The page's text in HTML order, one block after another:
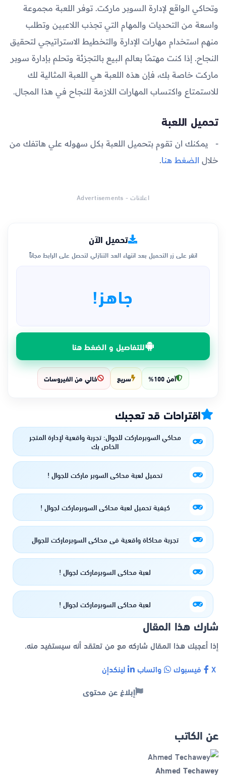
وتحاكي الواقع لإدارة السوبر ماركت. توفر اللعبة مجموعة
واسعة من التحديات والمهام التي تجذب اللاعبين وتطلب
منهم استخدام مهارات الإدارة والتخطيط الاستراتيجي لتحقيق
النجاح. إذا كنت مهتمًا بعالم البيع بالتجزئة وتحلم بإدارة سوبر
ماركت خاصة بك، فإن هذه اللعبة هي اللعبة المثالية لك
للاستمتاع واكتساب المهارات اللازمة للنجاح في هذا المجال.
تحميل اللعبة
يمكنك ان تقوم بتحميل اللعبة بكل سهوله علي هاتفك من
خلال الضغط هنا.
اعلانات - Advertisements
تحميل الآن
انقر على زر التحميل بعد انتهاء العد التنازلي لتحصل على الرابط مجاناً
جاهز!
للتفاصيل و الضغط هنا
آمن 100% سريع خالي من الفيروسات
اقتراحات قد تعجبك
محاكي السوبرماركت للجوال: تجربة واقعية لإدارة المتجر
الخاص بك
تحميل لعبة محاكي السوبر ماركت للجوال !
كيفية تحميل لعبة محاكي السوبرماركت لجوال !
تجربة محاكاة واقعية في محاكي السوبرماركت للجوال
لعبة محاكي السوبرماركت لجوال !
لعبة محاكي السوبرماركت لجوال !
شارك هذا المقال
إذا أعجبك هذا المقال شاركه مع من تعتقد أنه سيستفيد منه.
فيسبوك واتساب لينكدإن
إبلاغ عن محتوى
عن الكاتب
Ahmed Techawey